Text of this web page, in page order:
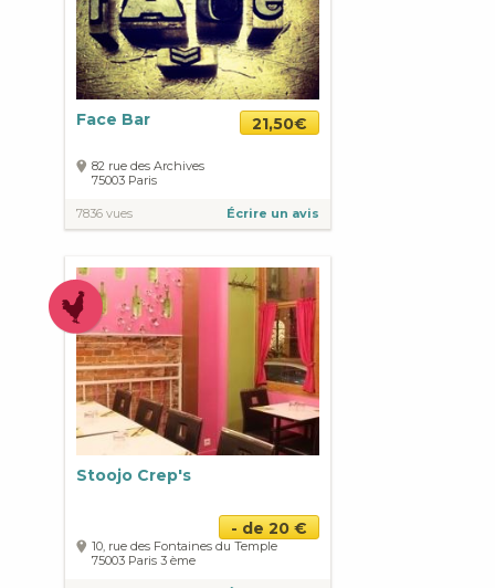
Face Bar 21,50€
82 rue des Archives
75003 Paris
7836 vues Écrire un avis
Stoojo Crep's
- de 20 €
10, rue des Fontaines du Temple
75003 Paris 3 ème